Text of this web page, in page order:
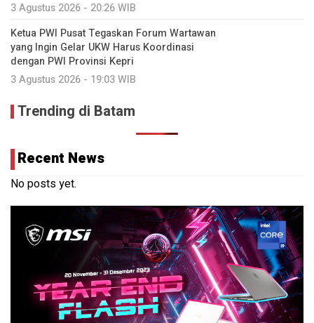
3 Agustus 2026 - 20:26 WIB
Ketua PWI Pusat Tegaskan Forum Wartawan
yang Ingin Gelar UKW Harus Koordinasi
dengan PWI Provinsi Kepri
3 Agustus 2026 - 19:03 WIB
Trending di Batam
Recent News
No posts yet.